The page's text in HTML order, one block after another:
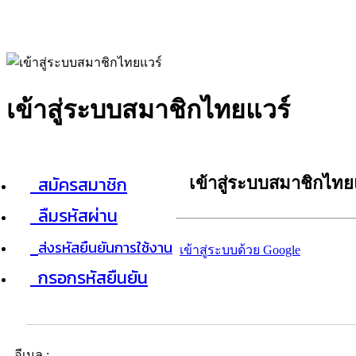
เข้าสู่ระบบสมาชิกไทยแวร์
สมัครสมาชิก
ลืมรหัสผ่าน
ส่งรหัสยืนยันการใช้งาน
กรอกรหัสยืนยัน
เข้าสู่ระบบสมาชิกไท
เข้าสู่ระบบด้วย Google